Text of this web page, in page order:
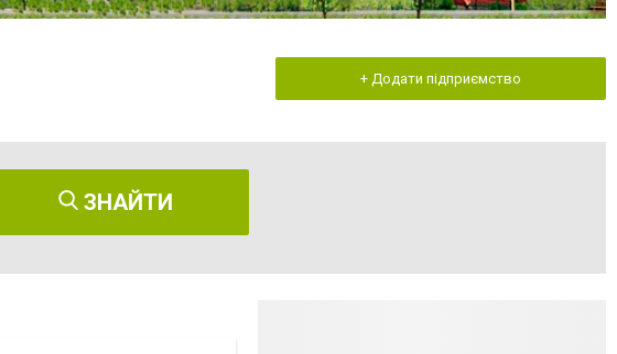
+ Додати підприємство
ЗНАЙТИ